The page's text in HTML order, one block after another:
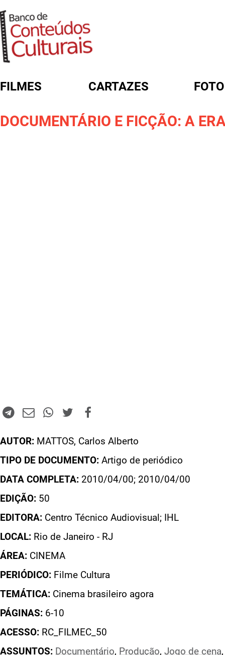
FILMES CARTAZES
DOCUMENTÁRIO E FICÇÃO: A
AUTOR: MATTOS, Carlos Alberto
TIPO DE DOCUMENTO: Artigo de periódico
DATA COMPLETA: 2010/04/00; 2010/04/00
EDIÇÃO: 50
EDITORA: Centro Técnico Audiovisual; IHL
LOCAL: Rio de Janeiro - RJ
ÁREA: CINEMA
PERIÓDICO: Filme Cultura
TEMÁTICA: Cinema brasileiro agora
PÁGINAS: 6-10
ACESSO: RC_FILMEC_50
ASSUNTOS: Documentário, Produção, Jogo de cena
FORMULÁRIO DE BUSCA